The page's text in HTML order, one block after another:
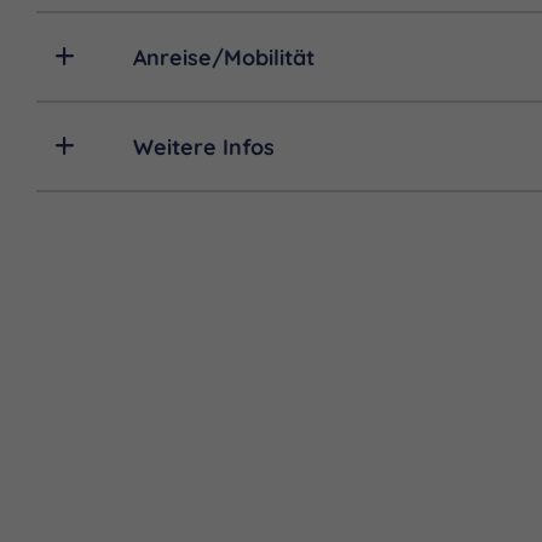
Anreise/Mobilität
Weitere Infos